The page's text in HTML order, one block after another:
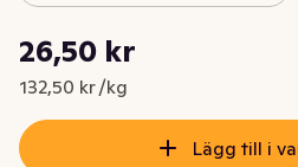
Nuvarande pris är: 26,50 kr
26,50 kr
132,50 kr /kg
Styckpris: 132,50 kr /kg
Lägg till i